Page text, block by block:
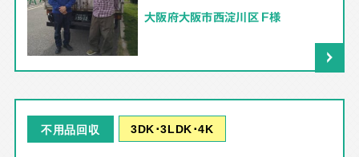
大阪府大阪市西淀川区 F様
不用品回収 3DK･3LDK･4K